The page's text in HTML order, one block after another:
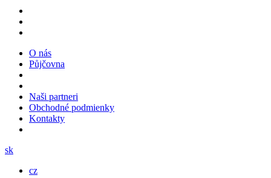
O nás
Půjčovna
Naši partneri
Obchodné podmienky
Kontakty
sk
cz